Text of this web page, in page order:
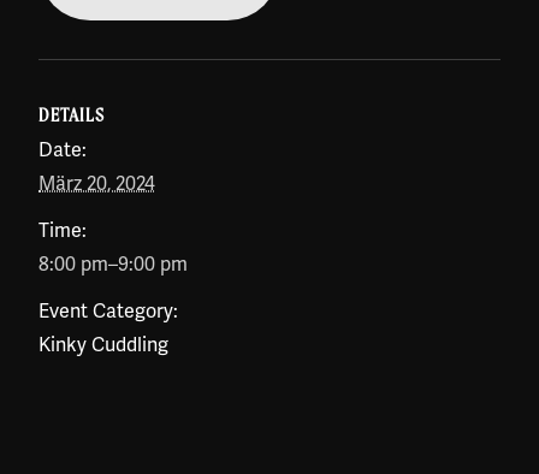
DETAILS
Date:
März 20, 2024
Time:
8:00 pm–9:00 pm
Event Category:
Kinky Cuddling